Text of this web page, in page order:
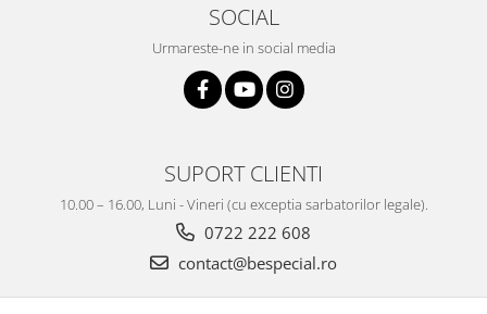
SOCIAL
Urmareste-ne in social media
SUPORT CLIENTI
10.00 – 16.00, Luni - Vineri (cu exceptia sarbatorilor legale).
0722 222 608
contact@bespecial.ro